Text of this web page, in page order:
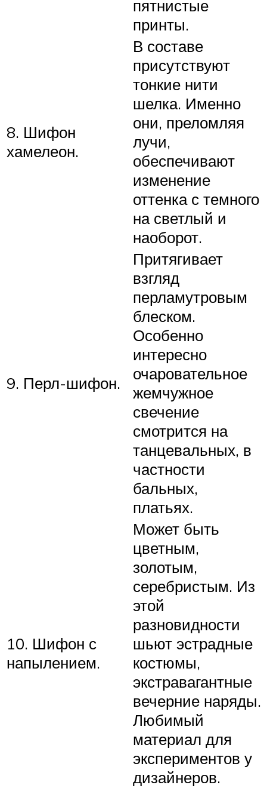
пятнистые
принты.
8. Шифон
хамелеон.
В составе
присутствуют
тонкие нити
шелка. Именно
они, преломляя
лучи,
обеспечивают
изменение
оттенка с темного
на светлый и
наоборот.
9. Перл-шифон.
Притягивает
взгляд
перламутровым
блеском.
Особенно
интересно
очаровательное
жемчужное
свечение
смотрится на
танцевальных, в
частности
бальных,
платьях.
10. Шифон с
напылением.
Может быть
цветным,
золотым,
серебристым. Из
этой
разновидности
шьют эстрадные
костюмы,
экстравагантные
вечерние наряды.
Любимый
материал для
экспериментов у
дизайнеров.